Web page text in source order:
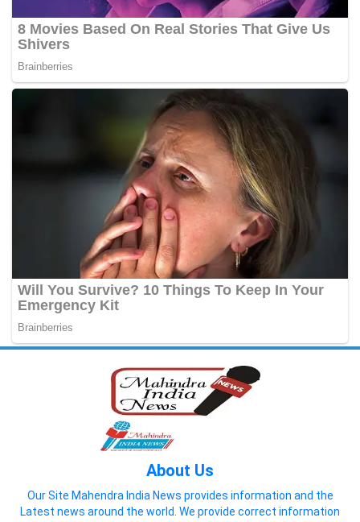
About Us
Our Site Mahendra India News provides information and the
Latest news around the world. We provide correct information